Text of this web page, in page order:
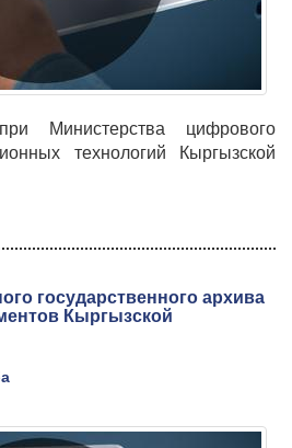
Министерства цифрового
технологий Кыргызской
государственного архива
Кыргызской